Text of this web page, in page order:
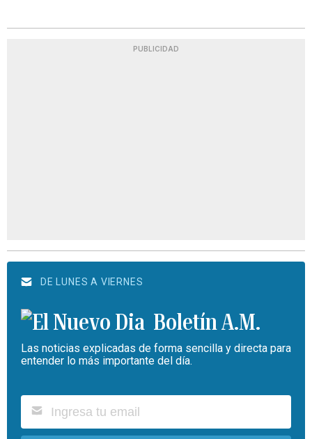
PUBLICIDAD
DE LUNES A VIERNES
Boletín A.M.
Las noticias explicadas de forma sencilla y directa para
entender lo más importante del día.